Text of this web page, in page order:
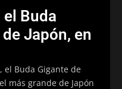
Buda
Japón, en
el Buda Gigante de
más grande de Japón